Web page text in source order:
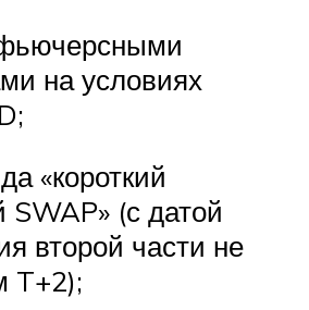
на условиях
«короткий
(с датой
второй части не
T+2);